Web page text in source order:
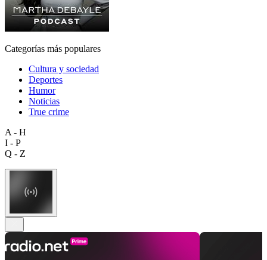
Categorías más populares
Cultura y sociedad
Deportes
Humor
Noticias
True crime
A - H
I - P
Q - Z